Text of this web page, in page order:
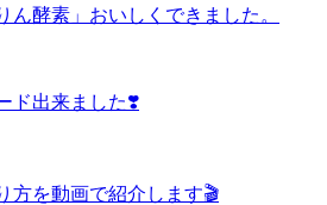
ん酵素」おいしくできました。
ド出来ました❣️
方を動画で紹介します🎬